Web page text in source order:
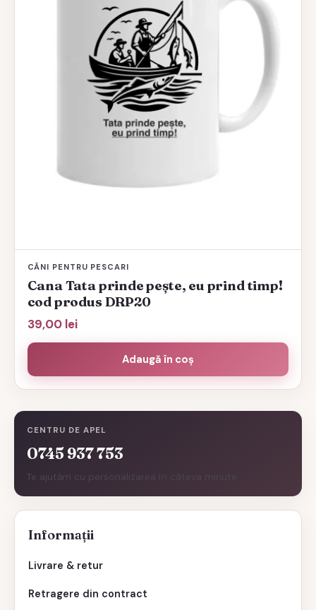
CENTRU DE APEL
0745 937 753
Te ajutăm cu personalizarea în câteva minute.
Informații
Livrare & retur
Retragere din contract
CĂNI PENTRU PESCARI
Cana Tata prinde pește, eu prind timp!
cod produs DRP20
39,00 lei
Adaugă în coș